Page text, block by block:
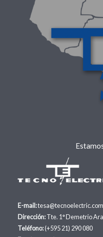
E-mail:
Dirección:Tte. 1° Demetrio
Teléfono:(+595 21) 290 080